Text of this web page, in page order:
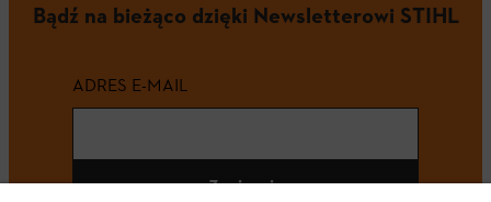
Bądź na bieżąco dzięki Newsletterowi STIHL
ADRES E-MAIL
Zapisz się